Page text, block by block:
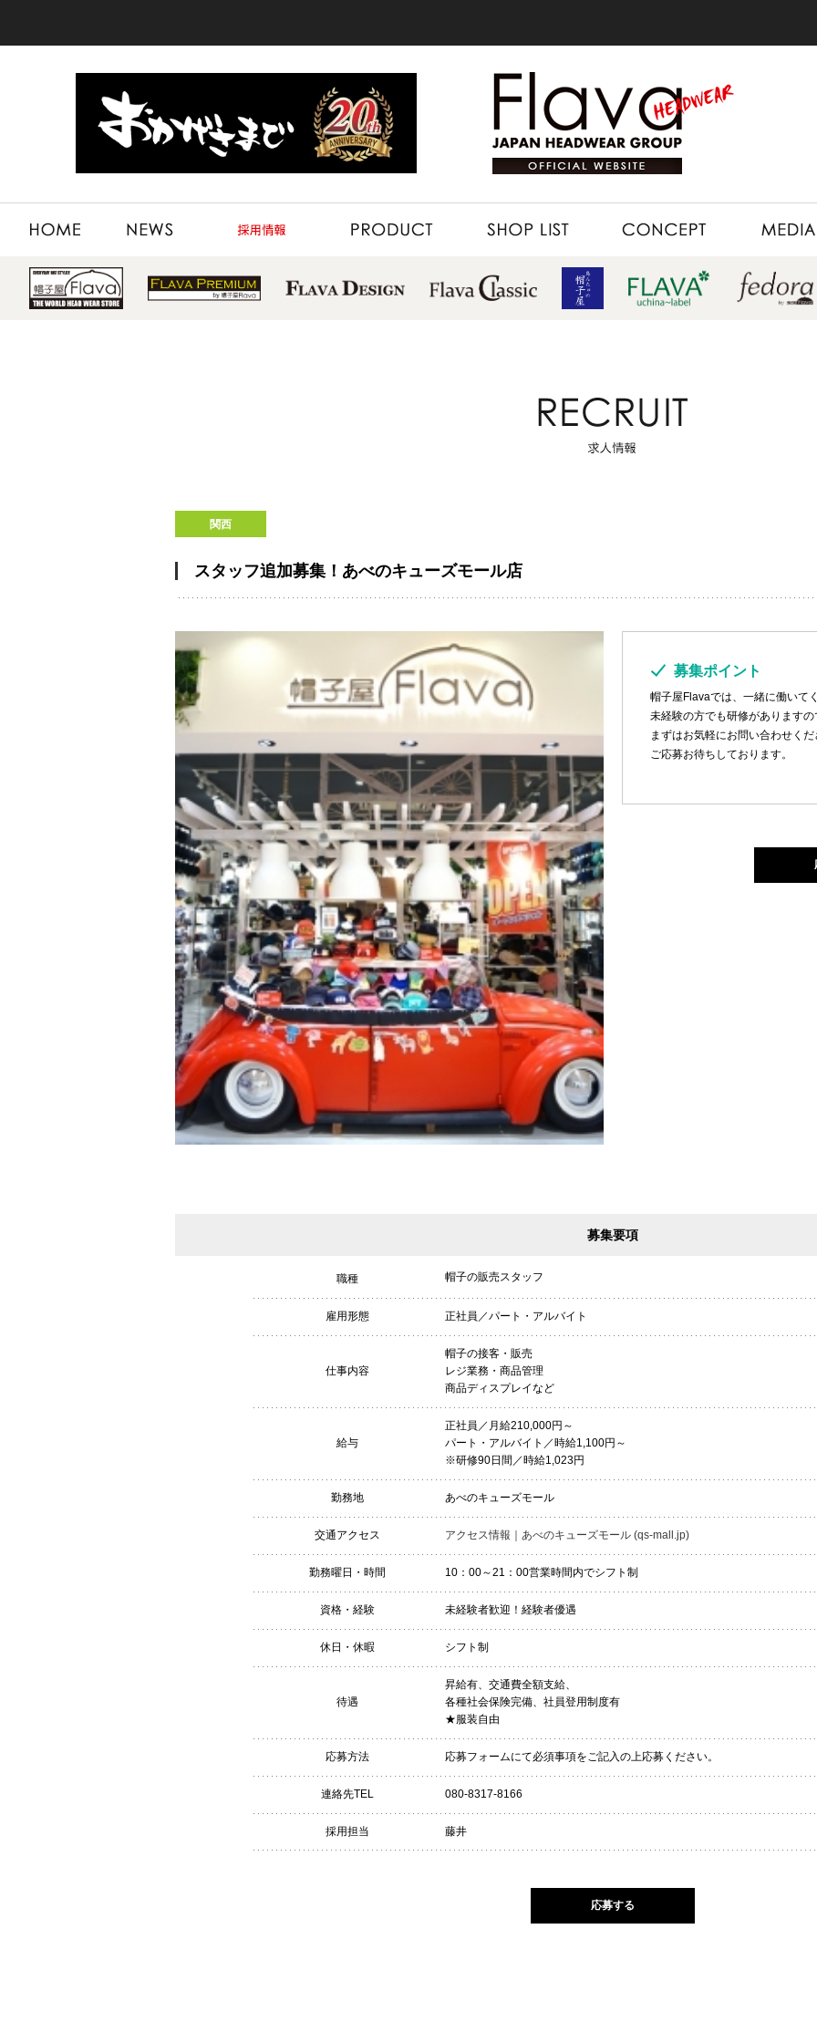
関西
スタッフ追加募集！あべのキューズモール店
募集ポイント
帽子屋Flavaでは、一緒に働いて
未経験の方でも研修があります
まずはお気軽にお問い合わせく
ご応募お待ちしております。
募集要項
職種 帽子の販売スタッフ
雇用形態 正社員／パート・アルバイト
仕事内容
帽子の接客・販売
レジ業務・商品管理
商品ディスプレイなど
給与
正社員／月給210,000円～
パート・アルバイト／時給1,100円～
※研修90日間／時給1,023円
勤務地 あべのキューズモール
交通アクセス アクセス情報｜あべのキューズモール (qs-mall.jp)
勤務曜日・時間 10：00～21：00営業時間内でシフト制
資格・経験 未経験者歓迎！経験者優遇
休日・休暇 シフト制
待遇
昇給有、交通費全額支給、
各種社会保険完備、社員登用制度有
★服装自由
応募方法 応募フォームにて必須事項をご記入の上応募ください。
連絡先TEL 080-8317-8166
採用担当 藤井
応募する